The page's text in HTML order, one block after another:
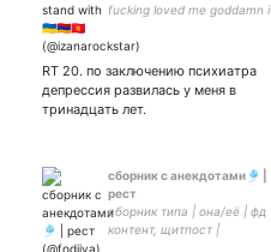
fucking loved me goddamn i
account is into politics / i am
RT 20. по заключению психиатра
депрессия развилась у меня в
тринадцать лет.
сборник с анекдотами🎐 |
рест
сборник типа | она/её | фд
контент, щитпост |